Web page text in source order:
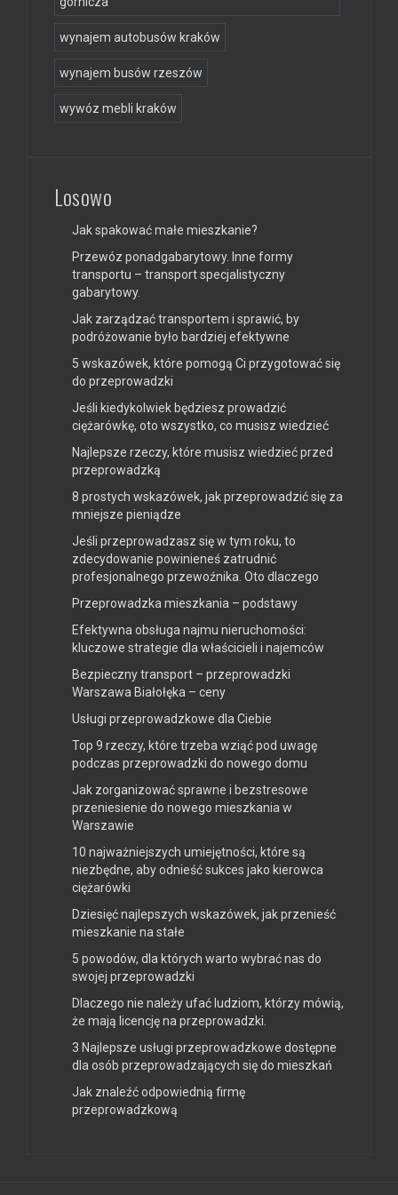
wynajem autobusów kraków
wynajem busów rzeszów
wywóz mebli kraków
Losowo
Jak spakować małe mieszkanie?
Przewóz ponadgabarytowy. Inne formy
transportu – transport specjalistyczny
gabarytowy.
Jak zarządzać transportem i sprawić, by
podróżowanie było bardziej efektywne
5 wskazówek, które pomogą Ci przygotować się
do przeprowadzki
Jeśli kiedykolwiek będziesz prowadzić
ciężarówkę, oto wszystko, co musisz wiedzieć
Najlepsze rzeczy, które musisz wiedzieć przed
przeprowadzką
8 prostych wskazówek, jak przeprowadzić się za
mniejsze pieniądze
Jeśli przeprowadzasz się w tym roku, to
zdecydowanie powinieneś zatrudnić
profesjonalnego przewoźnika. Oto dlaczego
Przeprowadzka mieszkania – podstawy
Efektywna obsługa najmu nieruchomości:
kluczowe strategie dla właścicieli i najemców
Bezpieczny transport – przeprowadzki
Warszawa Białołęka – ceny
Usługi przeprowadzkowe dla Ciebie
Top 9 rzeczy, które trzeba wziąć pod uwagę
podczas przeprowadzki do nowego domu
Jak zorganizować sprawne i bezstresowe
przeniesienie do nowego mieszkania w
Warszawie
10 najważniejszych umiejętności, które są
niezbędne, aby odnieść sukces jako kierowca
ciężarówki
Dziesięć najlepszych wskazówek, jak przenieść
mieszkanie na stałe
5 powodów, dla których warto wybrać nas do
swojej przeprowadzki
Dlaczego nie należy ufać ludziom, którzy mówią,
że mają licencję na przeprowadzki.
3 Najlepsze usługi przeprowadzkowe dostępne
dla osób przeprowadzających się do mieszkań
Jak znaleźć odpowiednią firmę
przeprowadzkową